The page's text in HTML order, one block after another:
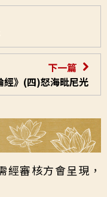
下一篇
經》(四)怒海毗尼光
經審核方會呈現，